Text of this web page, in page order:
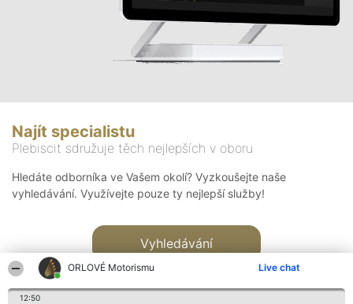
ORLOVÉ Motorismu Live chat
12:50
Najít specialistu
Plebiscit sdružuje těch nejlepších v oboru
Hledáte odborníka ve Vašem okolí? Vyzkoušejte naše
vyhledávání. Využívejte pouze ty nejlepší služby!
Vyhledávání